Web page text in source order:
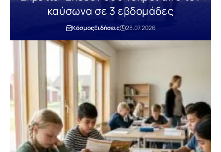
καύσωνα σε 3 εβδομάδες
ΚόσμοςΕιδήσεις 28.07.2026